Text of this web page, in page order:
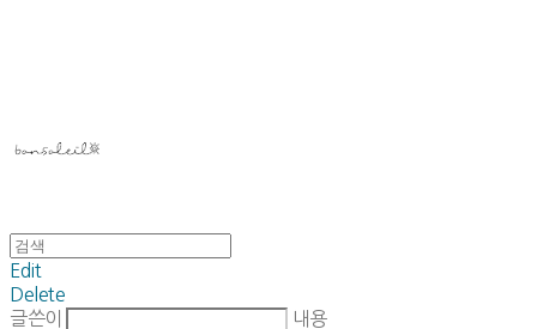
Edit
Delete
글쓴이
내용